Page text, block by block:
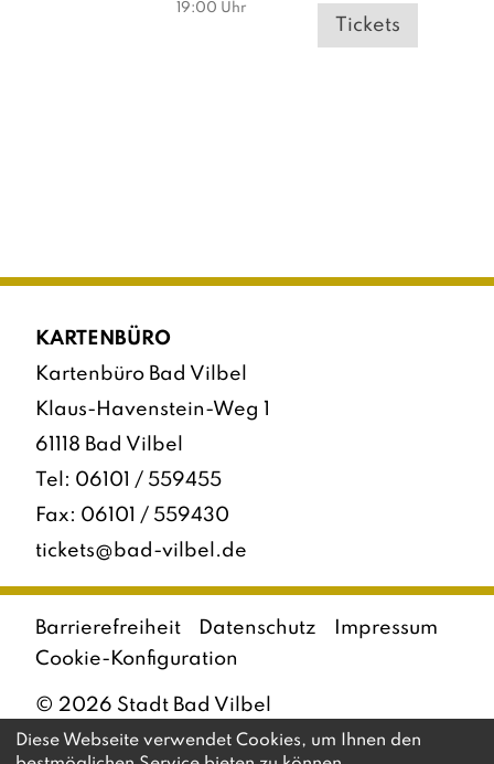
19:00 Uhr
Tickets
KARTENBÜRO
Kartenbüro Bad Vilbel
Klaus-Havenstein-Weg 1
61118 Bad Vilbel
Tel: 06101 / 559455
Fax: 06101 / 559430
tickets@bad-vilbel.de
© 2026 Stadt Bad Vilbel
Barrierefreiheit Datenschutz
Impressum
Cookie-Konfiguration
Diese Webseite verwendet Cookies, um Ihnen den